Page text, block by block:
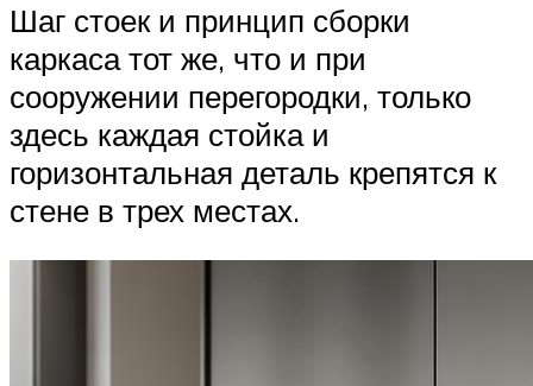
Шаг стоек и принцип сборки
каркаса тот же, что и при
сооружении перегородки, только
здесь каждая стойка и
горизонтальная деталь крепятся к
стене в трех местах.